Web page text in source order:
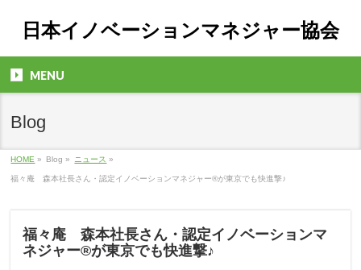
日本イノベーションマネジャー協会
MENU
Blog
HOME » Blog » ニュース »
福々庵 森本社長さん・認定イノベーションマネジャー®が東京でも快進撃♪
福々庵 森本社長さん・認定イノベーションマ
ネジャー®が東京でも快進撃♪